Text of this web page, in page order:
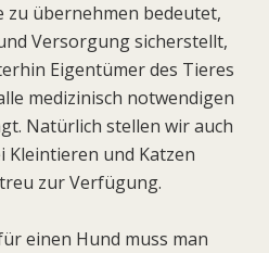
zu übernehmen bedeutet,
Versorgung sicherstellt,
Eigentümer des Tieres
medizinisch notwendigen
Natürlich stellen wir auch
Kleintieren und Katzen
zur Verfügung.
einen Hund muss man